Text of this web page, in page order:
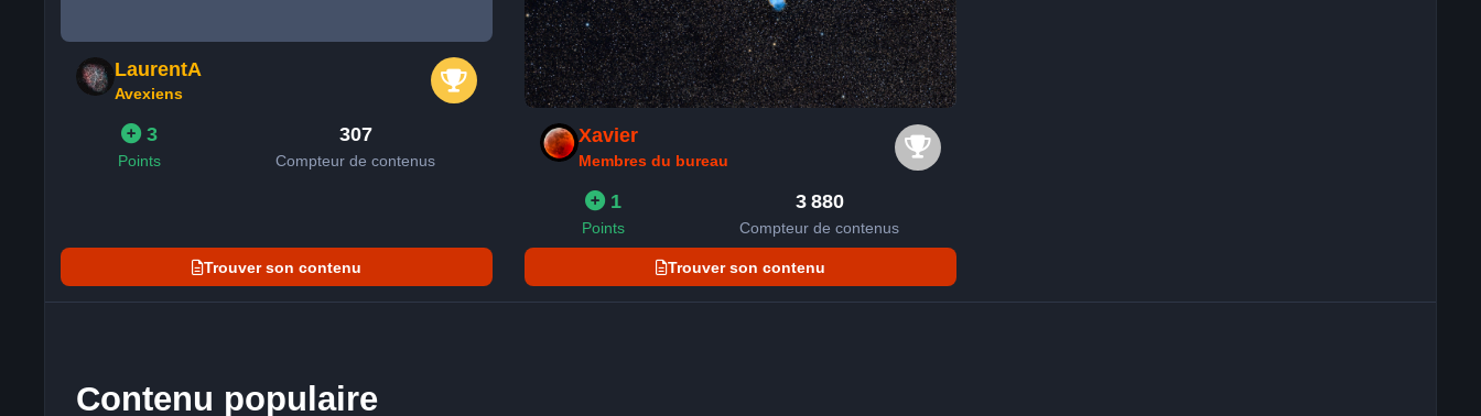
LaurentA
Avexiens
3
Points
307
Compteur de contenus
Trouver son contenu
Xavier
Membres du bureau
1
Points
3 880
Compteur de contenus
Trouver son contenu
Contenu populaire